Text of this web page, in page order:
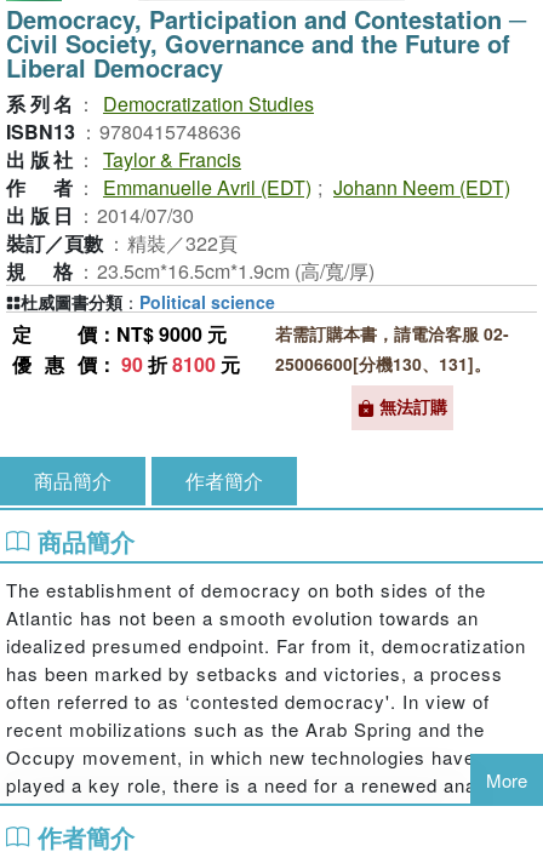
Democracy, Participation and Contestation ─
Civil Society, Governance and the Future of
Liberal Democracy
系列名 ：
Democratization Studies
ISBN13 ： 9780415748636
出版社 ： Taylor & Francis
作者 ： Emmanuelle Avril (EDT) ; Johann Neem (EDT)
出版日 ： 2014/07/30
裝訂／頁數 ： 精裝／322頁
規格 ： 23.5cm*16.5cm*1.9cm (高/寬/厚)
定價 ：NT$ 9000 元
優惠價 ： 90折8100 元
若需訂購本書，請電洽客服 02-
25006600[分機130、131]。
無法訂購
杜威圖書分類 ： Political science
商品簡介 作者簡介
商品簡介
The establishment of democracy on both sides of the
Atlantic has not been a smooth evolution towards an
idealized presumed endpoint. Far from it, democratization
has been marked by setbacks and victories, a process
often referred to as ‘contested democracy'. In view of
recent mobilizations such as the Arab Spring and the
Occupy movement, in which new technologies have
played a key role, there is a need for a renewed analysis
of the long-term evolution of US and UK political systems.
More
作者簡介